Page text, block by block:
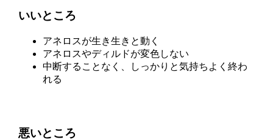
いいところ
アネロスが生き生きと動く
アネロスやディルドが変色しない
中断することなく、しっかりと気持ちよく終わ
れる
悪いところ